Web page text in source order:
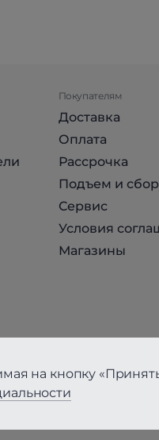
Покупателям
Доставка
Оплата
Рассрочка
Подъем и
Сервис
Условия
Магазины
на кнопку